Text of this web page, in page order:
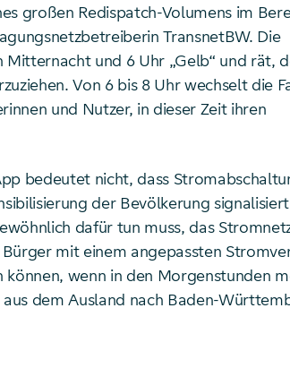
großen Redispatch-Volumens im
TransnetBW. Die
und 6 Uhr „Gelb“ und rät,
Von 6 bis 8 Uhr wechselt die
und Nutzer, in dieser Zeit ihren
bedeutet nicht, dass
der Bevölkerung
dafür tun muss, das
mit einem angepassten
wenn in den Morgenstunden
dem Ausland nach Baden-